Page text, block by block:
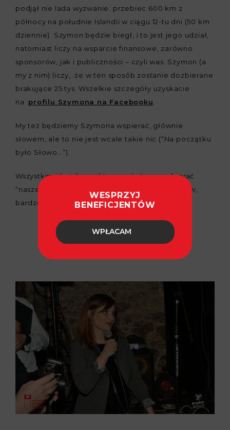
podjął nie lada wyzwanie: przebiec 600 km z
północy na południe Islandii w ciągu 12-tu dni (50 km
dziennie). Szymon będzie biegł, i to jest jego udział,
natomiast liczy na wsparcie finansowe, zarówno
sponsorów, jak i publiczności – czyli was. Szymon (a
my z nim) liczy, że w ten sposób zostanie dozbierane
brakujące 25 tys. Wszelkie szczegóły uzyskacie
na profilu Szymona na Facebooku
My też będziemy Szymona wspierać, głównie
słowem, ale to nie jest wcale takie nic (“Na początku
było Słowo…”).
Wszystkim i każdemu, kto pomógł nam uzbierać
“nasze” 75 tys., w imieniu Kacpra i jego Rodziców,
bardzo dziękujemy!
WESPRZYJ
BENEFICJENTÓW
WPŁACAM